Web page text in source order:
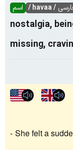
اسم / havaa /
nostalgia,
missing,
She felt a